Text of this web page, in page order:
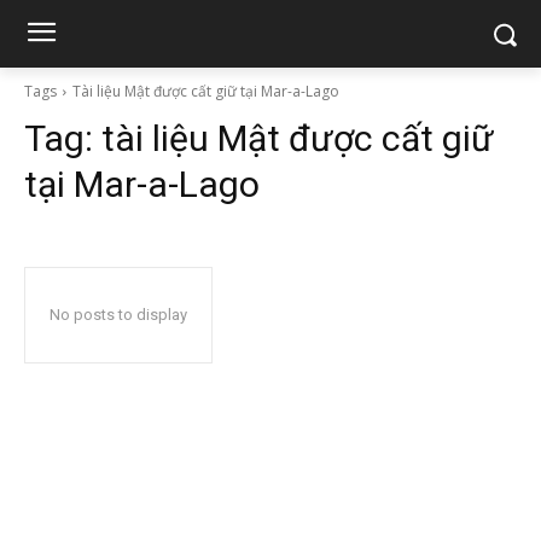
Tags Tài liệu Mật được cất giữ tại Mar-a-Lago
Tag: tài liệu Mật được cất giữ
tại Mar-a-Lago
No posts to display